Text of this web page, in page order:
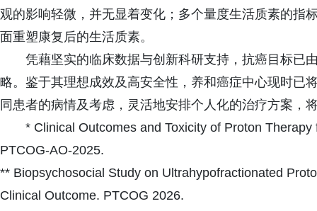
观的影响轻微，并无显着变化；多个量度生活质素的指
面重塑康复后的生活质素。
凭藉坚实的临床数据与创新科研支持，抗癌目标已
略。鉴于其理想成效及高安全性，养和癌症中心现时已
同患者的病情及考虑，灵活地安排个人化的治疗方案，
* Clinical Outcomes and Toxicity of Proton
PTCOG-AO-2025.
** Biopsychosocial Study on Ultrahypofractionated
Clinical Outcome. PTCOG 2026.